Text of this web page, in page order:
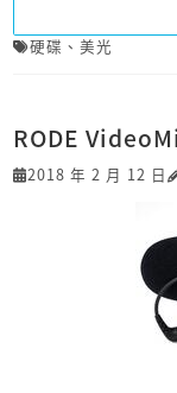
硬碟 、 美光
RODE
2018 年 2 月 12 日